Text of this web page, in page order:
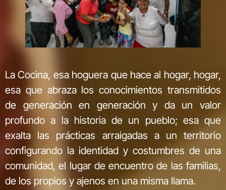
La Cocina, esa hoguera que hace al hogar, hogar,
esa que abraza los conocimientos transmitidos
de generación en generación y da un valor
profundo a la historia de un pueblo; esa que
exalta las prácticas arraigadas a un territorio
configurando la identidad y costumbres de una
comunidad, el lugar de encuentro de las familias,
de los propios y ajenos en una misma llama.